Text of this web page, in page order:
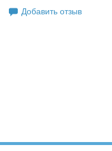
Добавить отзыв